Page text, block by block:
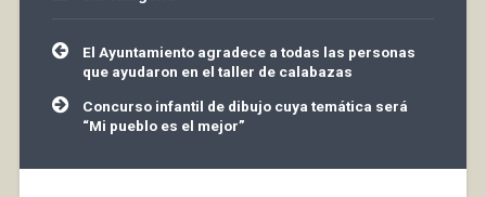
Navegación
de
entradas
El Ayuntamiento agradece a todas las personas
que ayudaron en el taller de calabazas
Concurso infantil de dibujo cuya temática será
“Mi pueblo es el mejor”